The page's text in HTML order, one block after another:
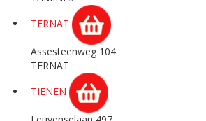
TERNAT
Assesteenweg 104
TERNAT
TIENEN